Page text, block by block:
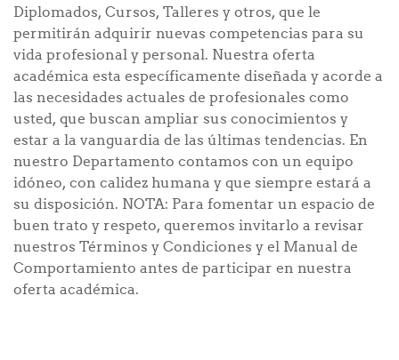
Diplomados, Cursos, Talleres y otros, que le
permitirán adquirir nuevas competencias para su
vida profesional y personal. Nuestra oferta
académica esta específicamente diseñada y acorde a
las necesidades actuales de profesionales como
usted, que buscan ampliar sus conocimientos y
estar a la vanguardia de las últimas tendencias. En
nuestro Departamento contamos con un equipo
idóneo, con calidez humana y que siempre estará a
su disposición. NOTA: Para fomentar un espacio de
buen trato y respeto, queremos invitarlo a revisar
nuestros Términos y Condiciones y el Manual de
Comportamiento antes de participar en nuestra
oferta académica.